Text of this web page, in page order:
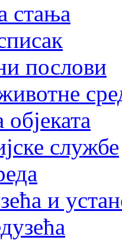
стања
послови
службе
и